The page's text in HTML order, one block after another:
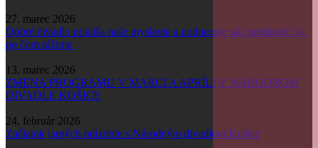
27. marec 2026
Dobré divadlo pokúša naše myslenie a podnecuje nás predstaviť si,
po čom túžime.
13. marec 2026
ZMENA PROGRAMU V MARCI A APRÍLI V NÁRODNOM
DIVADLE KOŠICE
24. február 2026
Začiatok jarných prázdnin s Národným divadlom Košice